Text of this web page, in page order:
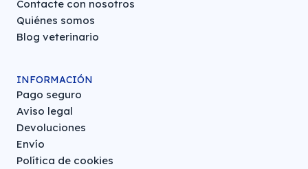
Contacte con nosotros
Quiénes somos
Blog veterinario
INFORMACIÓN
Pago seguro
Aviso legal
Devoluciones
Envío
Política de cookies